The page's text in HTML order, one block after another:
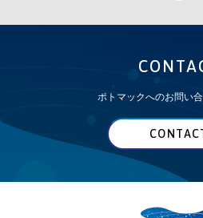
ポトマックへのお問い